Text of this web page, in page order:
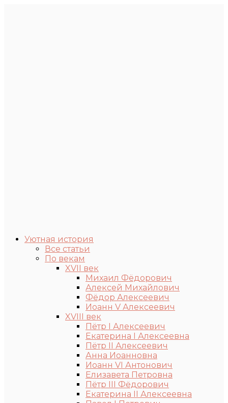
Уютная история
Все статьи
По векам
XVII век
Михаил Фёдорович
Алексей Михайлович
Фёдор Алексеевич
Иоанн V Алексеевич
XVIII век
Пётр I Алексеевич
Екатерина I Алексеевна
Пётр II Алексеевич
Анна Иоанновна
Иоанн VI Антонович
Елизавета Петровна
Пётр III Фёдорович
Екатерина II Алексеевна